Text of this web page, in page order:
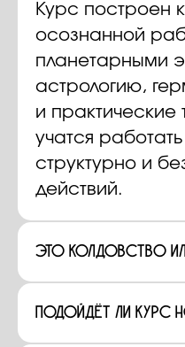
Курс построен
осознанной
планетарными
астрологию,
и практические
учатся
структурно и
действий.
Это колдовство
Подойдёт ли курс